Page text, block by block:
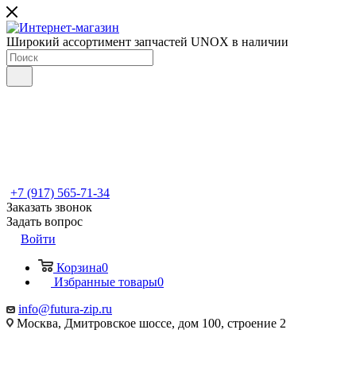
Широкий ассортимент запчастей UNOX в наличии
+7 (917) 565-71-34
Заказать звонок
Задать вопрос
Войти
Корзина0
Избранные товары0
info@futura-zip.ru
Москва, Дмитровское шоссе, дом 100, строение 2